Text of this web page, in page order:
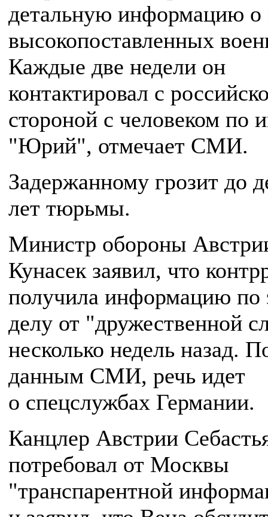
детальную информацию о
высокопоставленных
Каждые две недели он
контактировал с
стороной с человеком по
"Юрий", отмечает СМИ.
Задержанному грозит до
лет тюрьмы.
Министр обороны
Кунасек заявил, что
получила информацию по
делу от "дружественной
несколько недель назад.
данным СМИ, речь идет
о спецслужбах Германии.
Канцлер Австрии
потребовал от Москвы
"транспарентной